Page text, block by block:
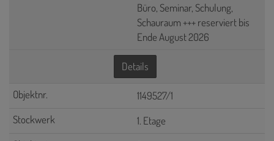
Büro, Seminar, Schulung,
Schauraum +++ reserviert bis
Ende August 2026
Details
1149527/1
1. Etage